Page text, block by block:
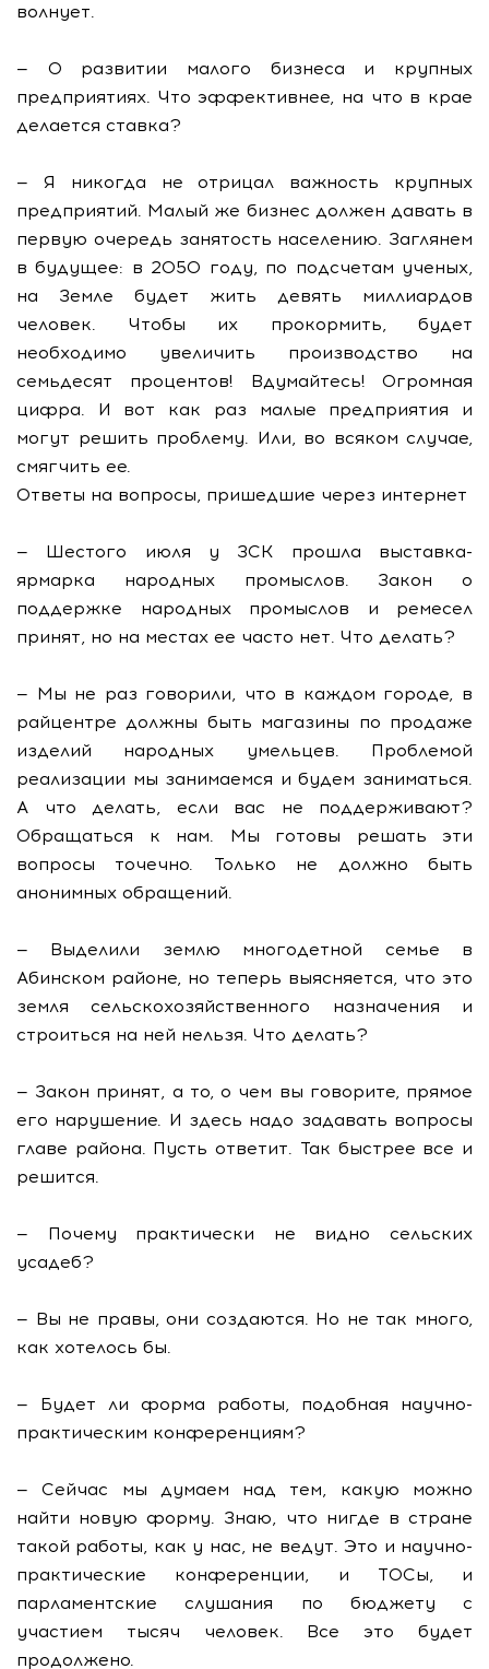
волнует.
— О развитии малого бизнеса и крупных
предприятиях. Что эффективнее, на что в крае
делается ставка?
— Я никогда не отрицал важность крупных
предприятий. Малый же бизнес должен давать в
первую очередь занятость населению. Заглянем
в будущее: в 2050 году, по подсчетам ученых,
на Земле будет жить девять миллиардов
человек. Чтобы их прокормить, будет
необходимо увеличить производство на
семьдесят процентов! Вдумайтесь! Огромная
цифра. И вот как раз малые предприятия и
могут решить проблему. Или, во всяком случае,
смягчить ее.
Ответы на вопросы, пришедшие через интернет
— Шестого июля у ЗСК прошла выставка-
ярмарка народных промыслов. Закон о
поддержке народных промыслов и ремесел
принят, но на местах ее часто нет. Что делать?
— Мы не раз говорили, что в каждом городе, в
райцентре должны быть магазины по продаже
изделий народных умельцев. Проблемой
реализации мы занимаемся и будем заниматься.
А что делать, если вас не поддерживают?
Обращаться к нам. Мы готовы решать эти
вопросы точечно. Только не должно быть
анонимных обращений.
— Выделили землю многодетной семье в
Абинском районе, но теперь выясняется, что это
земля сельскохозяйственного назначения и
строиться на ней нельзя. Что делать?
— Закон принят, а то, о чем вы говорите, прямое
его нарушение. И здесь надо задавать вопросы
главе района. Пусть ответит. Так быстрее все и
решится.
— Почему практически не видно сельских
усадеб?
— Вы не правы, они создаются. Но не так много,
как хотелось бы.
— Будет ли форма работы, подобная научно-
практическим конференциям?
— Сейчас мы думаем над тем, какую можно
найти новую форму. Знаю, что нигде в стране
такой работы, как у нас, не ведут. Это и научно-
практические конференции, и ТОСы, и
парламентские слушания по бюджету с
участием тысяч человек. Все это будет
продолжено.